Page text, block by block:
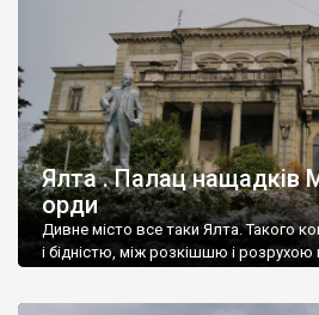
Ялта . Палац нащадків
орди
Дивне місто все таки Ялта. Такого
і бідністю, між розкішшю і розрухою